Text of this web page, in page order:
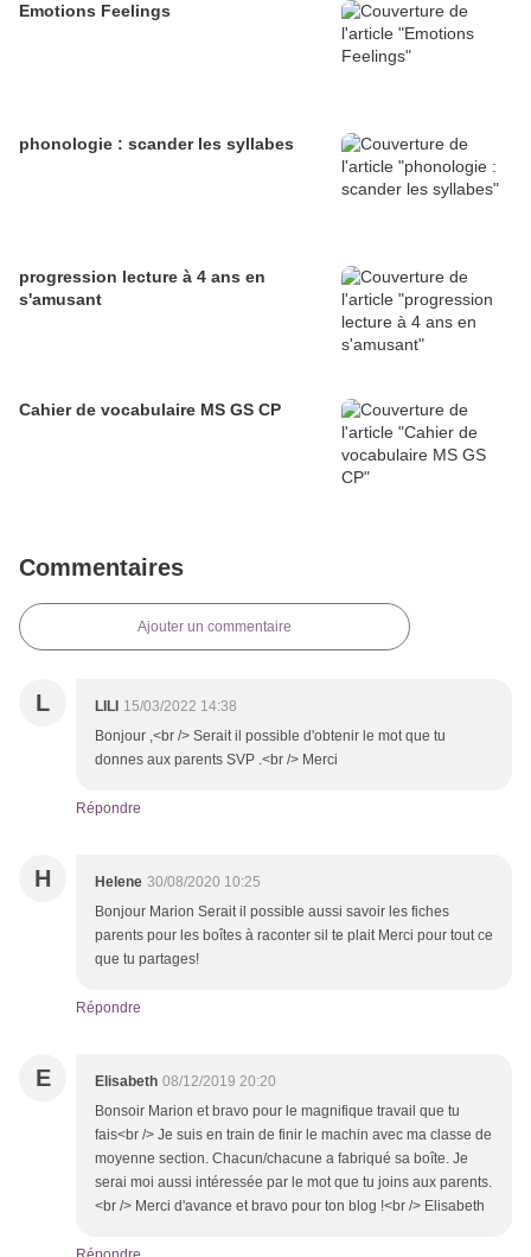
Emotions Feelings
phonologie : scander les syllabes
progression lecture à 4 ans en
s'amusant
Cahier de vocabulaire MS GS CP
Commentaires
Ajouter un commentaire
L LILI 15/03/2022 14:38
Bonjour ,<br /> Serait il possible d'obtenir le mot que tu
donnes aux parents SVP .<br /> Merci
Répondre
H Helene 30/08/2020 10:25
Bonjour Marion Serait il possible aussi savoir les fiches
parents pour les boîtes à raconter sil te plait Merci pour tout ce
que tu partages!
Répondre
E Elisabeth 08/12/2019 20:20
Bonsoir Marion et bravo pour le magnifique travail que tu
fais<br /> Je suis en train de finir le machin avec ma classe de
moyenne section. Chacun/chacune a fabriqué sa boîte. Je
serai moi aussi intéressée par le mot que tu joins aux parents.
<br /> Merci d'avance et bravo pour ton blog !<br /> Elisabeth